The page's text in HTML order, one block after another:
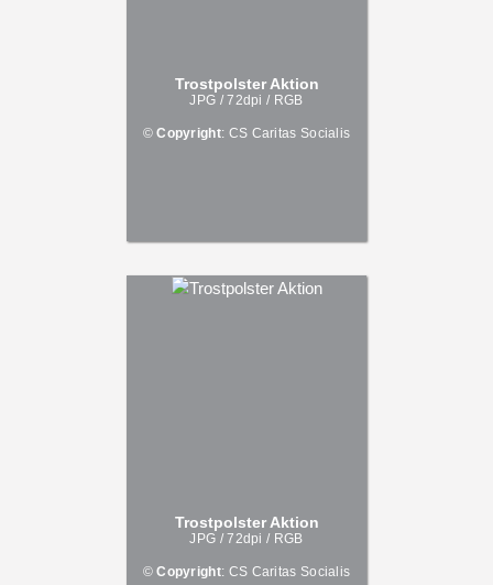
Trostpolster Aktion
JPG / 72dpi / RGB
©Copyright: CS Caritas Socialis
Trostpolster Aktion
JPG / 72dpi / RGB
©Copyright: CS Caritas Socialis